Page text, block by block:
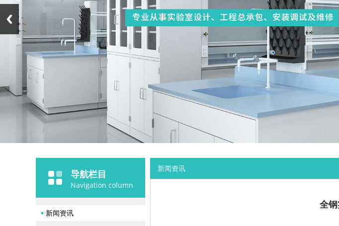
导航栏目
Navigation column
新闻资讯
新闻资讯
全